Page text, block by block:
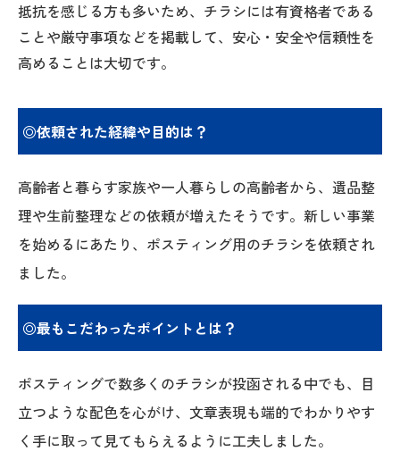
抵抗を感じる方も多いため、チラシには有資格者である
ことや厳守事項などを掲載して、安心・安全や信頼性を
高めることは大切です。
◎依頼された経緯や目的は？
高齢者と暮らす家族や一人暮らしの高齢者から、遺品整
理や生前整理などの依頼が増えたそうです。新しい事業
を始めるにあたり、ポスティング用のチラシを依頼され
ました。
◎最もこだわったポイントとは？
ポスティングで数多くのチラシが投函される中でも、目
立つような配色を心がけ、文章表現も端的でわかりやす
く手に取って見てもらえるように工夫しました。